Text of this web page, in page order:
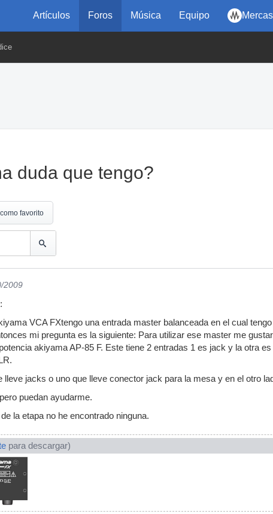
Artículos Foros Música Equipo
duda que tengo?
favorito
2009
VCA FXtengo una entrada master balanceada en el cual
mi pregunta es la siguiente: Para utilizar ese master me
akiyama AP-85 F. Este tiene 2 entradas 1 es jack y la otra
lleve jacks o uno que lleve conector jack para la mesa y en el otro
puedan ayudarme.
la etapa no he encontrado ninguna.
para descargar)